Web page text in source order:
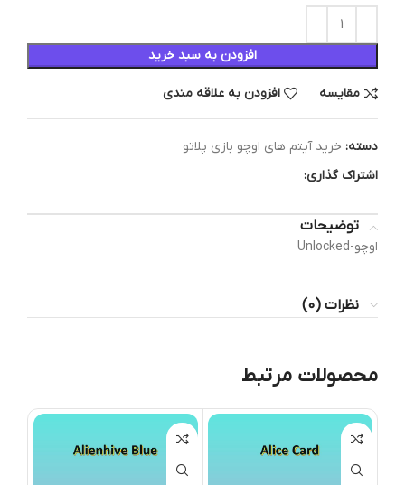
افزودن به سبد خرید
مقایسه افزودن به علاقه مندی
دسته: خرید آیتم های اوچو بازی پلاتو
اشتراک گذاری:
توضیحات
اوچو-Unlocked
نظرات (0)
محصولات مرتبط